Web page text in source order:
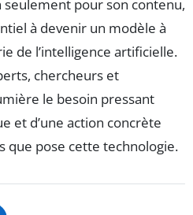
seulement pour son contenu,
à devenir un modèle à
de l’intelligence artificielle.
chercheurs et
le besoin pressant
et d’une action concrète
que pose cette technologie.